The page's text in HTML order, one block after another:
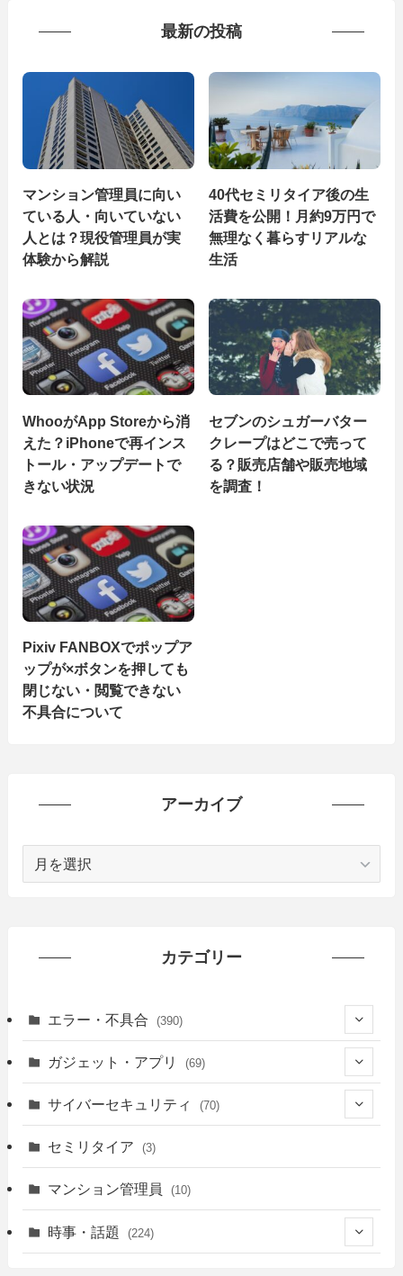
最新の投稿
マンション管理員に向い
ている人・向いていない
人とは？現役管理員が実
体験から解説
40代セミリタイア後の生
活費を公開！月約9万円で
無理なく暮らすリアルな
生活
WhooがApp Storeから消
えた？iPhoneで再インス
トール・アップデートで
きない状況
セブンのシュガーバター
クレープはどこで売って
る？販売店舗や販売地域
を調査！
Pixiv FANBOXでポップア
ップが×ボタンを押しても
閉じない・閲覧できない
不具合について
アーカイブ
カテゴリー
エラー・不具合 (390)
(6)
(10)
(28)
(30)
ガジェット・アプリ (69)
(7)
サイバーセキュリティ (70)
(25)
(12)
セミリタイア (3)
マンション管理員 (10)
時事・話題 (224)